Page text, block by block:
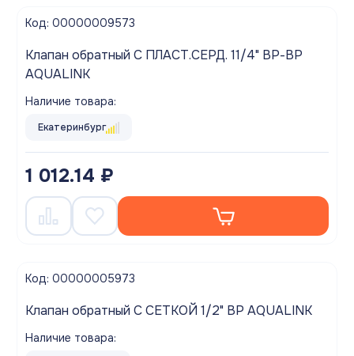
Код: 00000009573
Клапан обратный С ПЛАСТ.СЕРД. 11/4" ВР-ВР
AQUALINK
Наличие товара:
Екатеринбург
1 012.14 ₽
Код: 00000005973
Клапан обратный С СЕТКОЙ 1/2" ВР AQUALINK
Наличие товара: